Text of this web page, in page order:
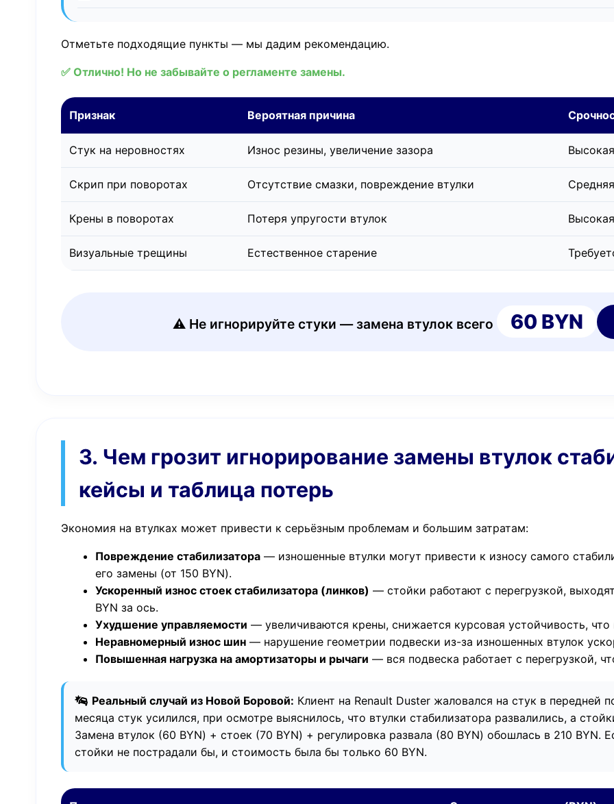
Отметьте подходящие пункты — мы дадим рекомендацию.
✅ Отлично! Но не забывайте о регламенте замены.
Признак Вероятная причина
Стук на неровностях Износ резины, увеличение зазора
Скрип при поворотах Отсутствие смазки, повреждение втулки
Крены в поворотах Потеря упругости втулок
Визуальные трещины Естественное старение
⚠️ Не игнорируйте стуки — замена втулок всего 60 BYN
3. Чем грозит игнорирование замены втулок
кейсы и таблица потерь
Экономия на втулках может привести к серьёзным проблемам и большим затратам:
Повреждение стабилизатора — изношенные втулки могут привести к износу самого
его замены (от 150 BYN).
Ускоренный износ стоек стабилизатора (линков) — стойки работают с перегрузкой,
BYN за ось.
Ухудшение управляемости — увеличиваются крены, снижается курсовая устойчивость,
Неравномерный износ шин — нарушение геометрии подвески из-за изношенных втулок
Повышенная нагрузка на амортизаторы и рычаги — вся подвеска работает с перегрузкой,
Реальный случай из Новой Боровой: Клиент на Renault Duster жаловался на стук в передней
месяца стук усилился, при осмотре выяснилось, что втулки стабилизатора развалились, а
Замена втулок (60 BYN) + стоек (70 BYN) + регулировка развала (80 BYN) обошлась в 210 BYN.
стойки не пострадали бы, и стоимость была бы только 60 BYN.